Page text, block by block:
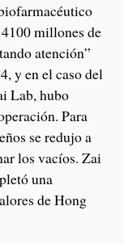
millones de
atención”
y en el caso del
Lab, hubo
Para
se redujo a
los vacíos. Zai
una
de Hong